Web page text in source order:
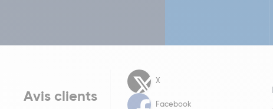
Avis clients
X
Facebook